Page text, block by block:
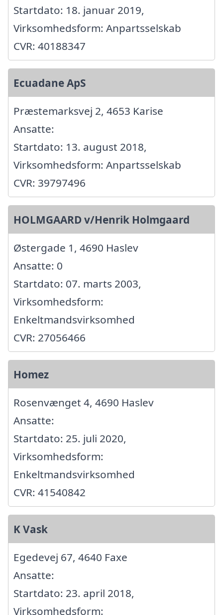
Startdato: 18. januar 2019,
Virksomhedsform: Anpartsselskab
CVR: 40188347
Ecuadane ApS
Præstemarksvej 2, 4653 Karise
Ansatte:
Startdato: 13. august 2018,
Virksomhedsform: Anpartsselskab
CVR: 39797496
HOLMGAARD v/Henrik Holmgaard
Østergade 1, 4690 Haslev
Ansatte: 0
Startdato: 07. marts 2003,
Virksomhedsform:
Enkeltmandsvirksomhed
CVR: 27056466
Homez
Rosenvænget 4, 4690 Haslev
Ansatte:
Startdato: 25. juli 2020,
Virksomhedsform:
Enkeltmandsvirksomhed
CVR: 41540842
K Vask
Egedevej 67, 4640 Faxe
Ansatte:
Startdato: 23. april 2018,
Virksomhedsform: